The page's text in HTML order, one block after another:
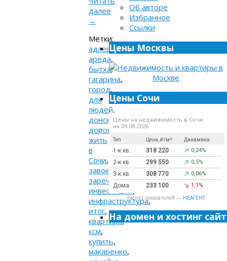
далее
→
Метки:
адлер ,
ареда,
бытха,
гагарина,
город,
для
людей,
донская,
дороги,
жить
в
Сочи,
завокзальный,
заречный,
инвестиции
инфраструктура,
итог,
квартира,
ксм,
купить,
макаренко,
Об авторе
Избранное
Ссылки
Цены Москвы
Цены Сочи
Цены на недвижимость в Сочи
на 09.08.2026
Тип Цена, ₽/м² Динамика
1-к кв. 318 220 0,24%
2-к кв. 299 550 0,5%
3-к кв. 308 770 0,06%
Дома 233 100 1,1%
Расчет показателей — НЕАГЕНТ
На домен и хостинг